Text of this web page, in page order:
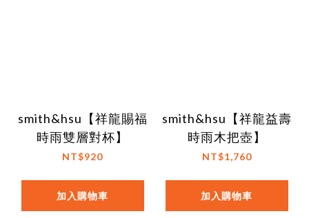
smith&hsu【祥龍賜福
時雨雙層對杯】
NT$920
加入購物車
smith&hsu【祥龍益壽
時雨木把壺】
NT$1,760
加入購物車